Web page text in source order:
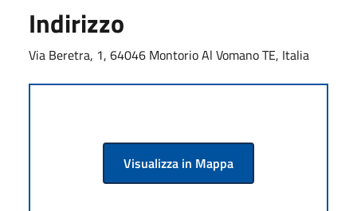
Indirizzo
Via Beretra, 1, 64046 Montorio Al Vomano TE, Italia
Visualizza in Mappa